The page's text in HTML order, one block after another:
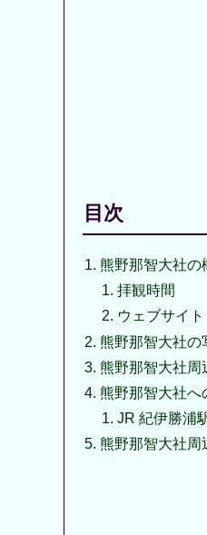
目次
熊野那智大社の
拝観時間
ウェブサイト
熊野那智大社の
熊野那智大社周
熊野那智大社へ
JR 紀伊勝浦
熊野那智大社周